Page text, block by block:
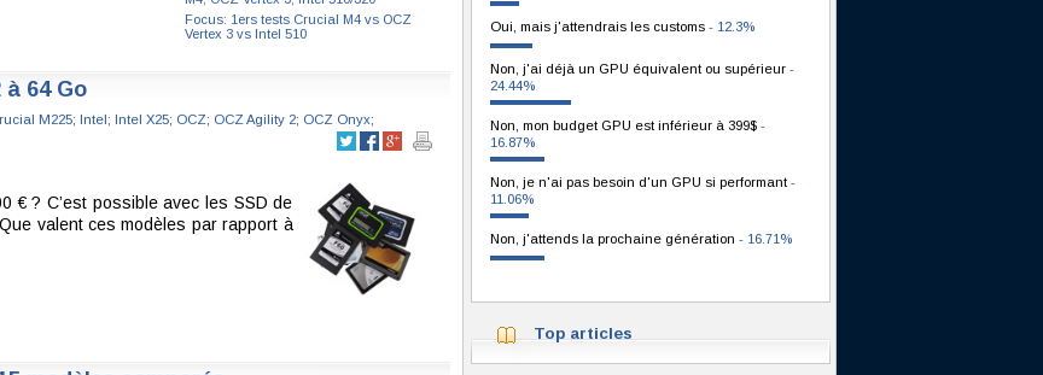
Focus: 1ers tests Crucial M4 vs OCZ
Vertex 3 vs Intel 510
à 64 Go
M225; Intel; Intel X25; OCZ; OCZ Agility 2; OCZ Onyx;
€ ? C’est possible avec les SSD de
valent ces modèles par rapport à
Oui, mais j'attendrais les customs - 12.3%
Non, j'ai déjà un GPU équivalent ou supérieur -
24.44%
Non, mon budget GPU est inférieur à 399$ -
16.87%
Non, je n'ai pas besoin d'un GPU si performant -
11.06%
Non, j'attends la prochaine génération - 16.71%
Top articles